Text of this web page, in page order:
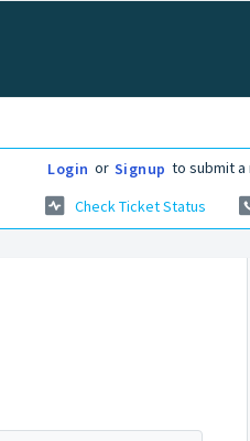
Login or Signup to submit
Check Ticket Status